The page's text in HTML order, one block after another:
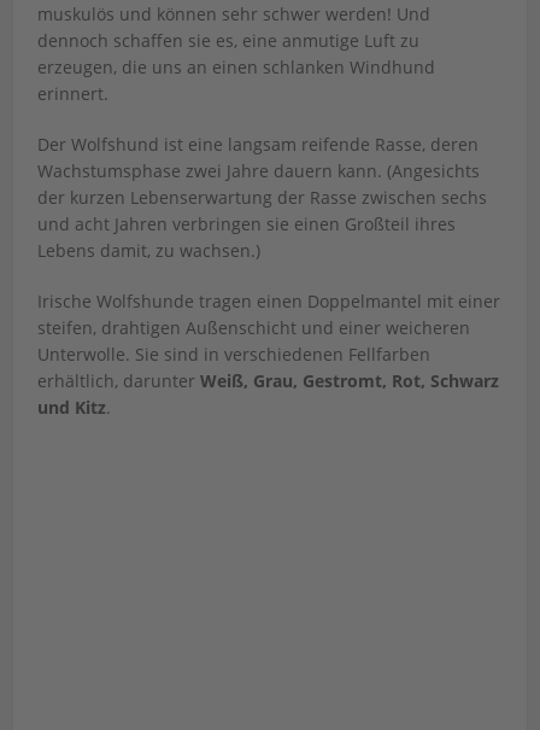
muskulös und können sehr schwer werden! Und
dennoch schaffen sie es, eine anmutige Luft zu
erzeugen, die uns an einen schlanken Windhund
erinnert.
Der Wolfshund ist eine langsam reifende Rasse, deren
Wachstumsphase zwei Jahre dauern kann. (Angesichts
der kurzen Lebenserwartung der Rasse zwischen sechs
und acht Jahren verbringen sie einen Großteil ihres
Lebens damit, zu wachsen.)
Irische Wolfshunde tragen einen Doppelmantel mit einer
steifen, drahtigen Außenschicht und einer weicheren
Unterwolle. Sie sind in verschiedenen Fellfarben
erhältlich, darunterWeiß, Grau, Gestromt, Rot, Schwarz
und Kitz.